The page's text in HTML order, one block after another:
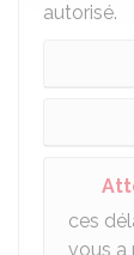
autorisé.
ces
vous a